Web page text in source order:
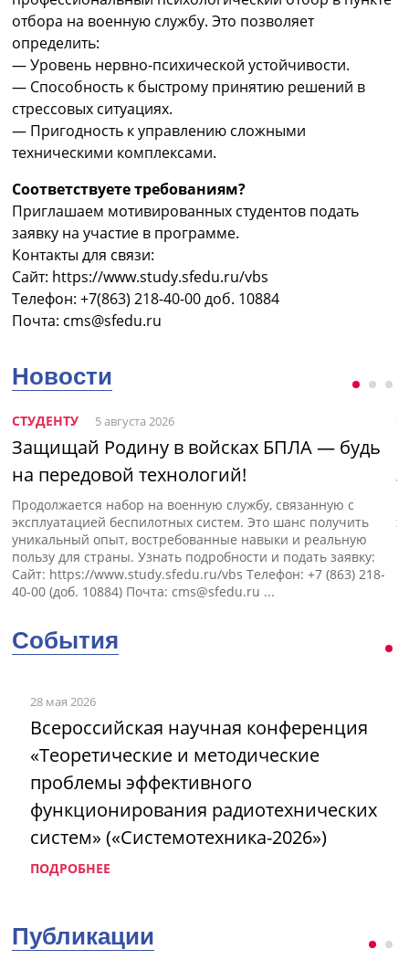
отбора на военную службу. Это позволяет
определить:
— Уровень нервно-психической устойчивости.
— Способность к быстрому принятию решений в
стрессовых ситуациях.
— Пригодность к управлению сложными
техническими комплексами.
Соответствуете требованиям?
Приглашаем мотивированных студентов подать
заявку на участие в программе.
Контакты для связи:
Сайт: https://www.study.sfedu.ru/vbs
Телефон: +7(863) 218-40-00 доб. 10884
Почта: cms@sfedu.ru
Новости
СТУДЕНТУ 5 августа 2026
Защищай Родину в войсках БПЛА — будь
на передовой технологий!
Продолжается набор на военную службу, связанную с
эксплуатацией беспилотных систем. Это шанс получить
уникальный опыт, востребованные навыки и реальную
пользу для страны. Узнать подробности и подать заявку:
Сайт: https://www.study.sfedu.ru/vbs Телефон: +7 (863) 218-
40-00 (доб. 10884) Почта:cms@sfedu.ru ...
События
28 мая 2026
Всероссийская научная конференция
«Теоретические и методические
проблемы эффективного
функционирования радиотехнических
систем» («Системотехника-2026»)
ПОДРОБНЕЕ
Публикации